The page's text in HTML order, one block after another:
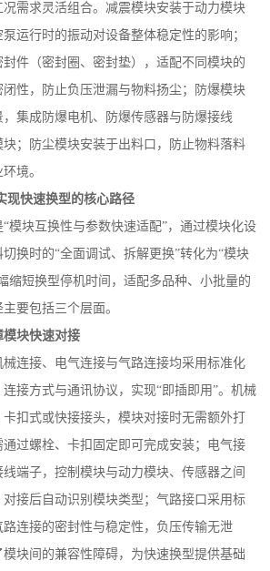
需求灵活组合。减震模块安装于动力模块
运行时的振动对设备整体稳定性的影响；
件（密封圈、密封垫），适配不同模块的
性，防止负压泄漏与物料扬尘；防爆模块
集成防爆电机、防爆传感器与防爆接线
；防尘模块安装于出料口，防止物料落料
境。
现快速换型的核心路径
“模块互换性与参数快速适配”，通过模块化设
换时的“全面调试、拆解更换”转化为“模块
缩短换型停机时间，适配多品种、小批量的
要包括三个层面。
块快速对接
连接、电气连接与气路连接均采用标准化
接方式与通讯协议，实现“即插即用”。机械
扣式或快接接头，模块对接时无需额外打
过螺栓、卡扣固定即可完成安装；电气接
端子，控制模块与动力模块、传感器之间
接后自动识别模块类型；气路接口采用标
连接的密封性与稳定性，负压传输无泄
块间的兼容性障碍，为快速换型提供基础